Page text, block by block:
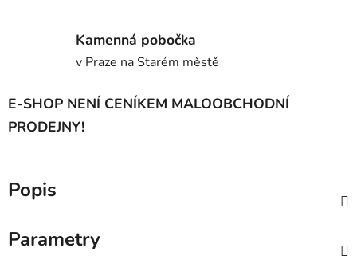
Kamenná pobočka
v Praze na Starém městě
E-SHOP NENÍ CENÍKEM MALOOBCHODNÍ
PRODEJNY!
Popis
Parametry